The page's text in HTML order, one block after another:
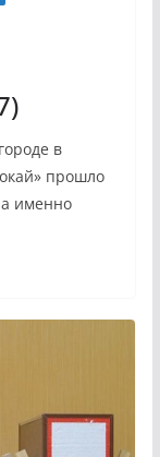
в
прошло
именно